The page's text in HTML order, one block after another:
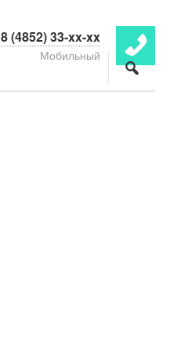
8 (4852) 33-xx-xx
Мобильный